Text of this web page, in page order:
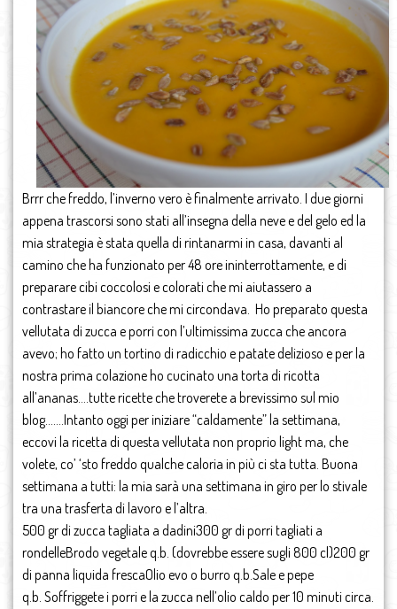
Brrr che freddo, l’inverno vero è finalmente arrivato. I due giorni
appena trascorsi sono stati all’insegna della neve e del gelo ed la
mia strategia è stata quella di rintanarmi in casa, davanti al
camino che ha funzionato per 48 ore ininterrottamente, e di
preparare cibi coccolosi e colorati che mi aiutassero a
contrastare il biancore che mi circondava. Ho preparato questa
vellutata di zucca e porri con l’ultimissima zucca che ancora
avevo; ho fatto un tortino di radicchio e patate delizioso e per la
nostra prima colazione ho cucinato una torta di ricotta
all’ananas….tutte ricette che troverete a brevissimo sul mio
blog…….Intanto oggi per iniziare “caldamente” la settimana,
eccovi la ricetta di questa vellutata non proprio light ma, che
volete, co’ ‘sto freddo qualche caloria in più ci sta tutta. Buona
settimana a tutti: la mia sarà una settimana in giro per lo stivale
tra una trasferta di lavoro e l’altra.
500 gr di zucca tagliata a dadini300 gr di porri tagliati a
rondelleBrodo vegetale q.b. (dovrebbe essere sugli 800 cl)200 gr
di panna liquida frescaOlio evo o burro q.b.Sale e pepe
q.b. Soffriggete i porri e la zucca nell’olio caldo per 10 minuti circa.